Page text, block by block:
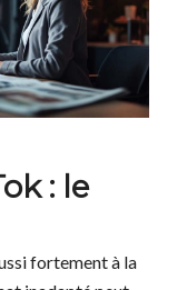
: le
fortement à la